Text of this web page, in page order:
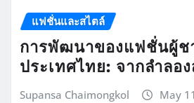
แฟชั่นและสไตล์
การพัฒนาของแฟชั่นผู้ช
ประเทศไทย: จากลำลอ
Supansa Chaimongkol May